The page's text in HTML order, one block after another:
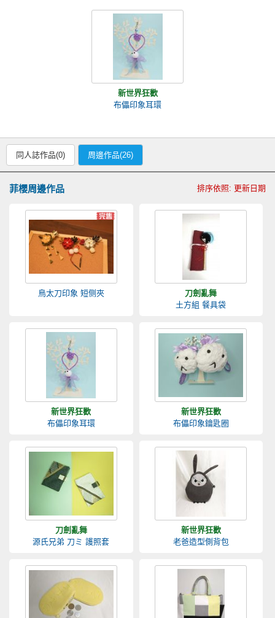
新世界狂歡
布儡印象耳環
同人誌作品(0) 周邊作品(26)
菲櫻周邊作品 排序依照: 更新日期
鳥太刀印象 短侧夾
刀劍亂舞
土方組 餐具袋
新世界狂歡
布儡印象耳環
新世界狂歡
布儡印象鑰匙圈
刀劍亂舞
源氏兄弟 刀ミ 護照套
新世界狂歡
老爸造型側背包